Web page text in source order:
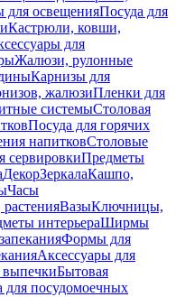
для освещенияПосуда для
Кастрюли, ковши,
для
Жалюзи, рулонные
Карнизы для
жалюзиПленки для
системыСтоловая
Посуда для горячих
напитковСтоловые
сервировкиПредметы
ДекорЗеркалаКашпо,
Часы
ВазыКлючницы,
интерьераШирмы
Формы для
Аксессуары для
выпечкиБытовая
для посудомоечных